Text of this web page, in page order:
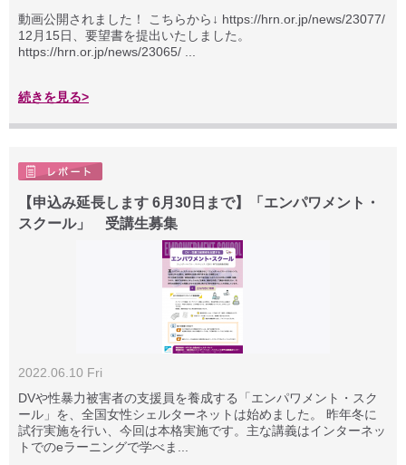
動画公開されました！ こちらから↓ https://hrn.or.jp/news/23077/
12月15日、要望書を提出いたしました。
https://hrn.or.jp/news/23065/ ...
続きを見る>
【申込み延長します 6月30日まで】「エンパワメント・
スクール」 受講生募集
2022.06.10 Fri
DVや性暴力被害者の支援員を養成する「エンパワメント・スク
ール」を、全国女性シェルターネットは始めました。 昨年冬に
試行実施を行い、今回は本格実施です。主な講義はインターネッ
トでのeラーニングで学べま...